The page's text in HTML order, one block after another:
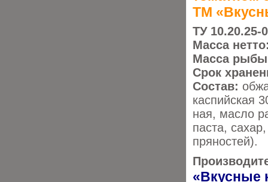
ТМ
ТУ 10.20.25-
Масса
Масса
Срок
Состав:
каспийская
ная, масло
паста,
пряностей).
«Вкусные